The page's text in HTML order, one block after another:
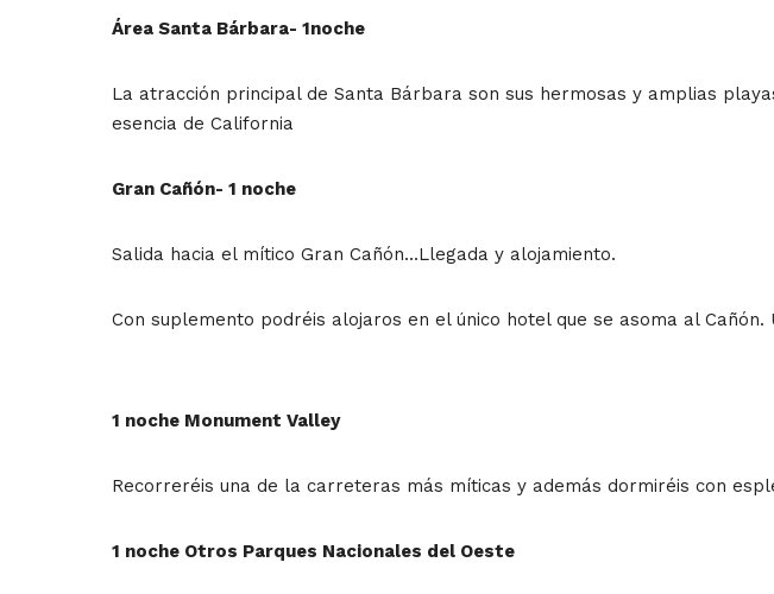
Área Santa Bárbara- 1noche
La atracción principal de Santa Bárbara son sus hermosas y amplias
esencia de California
Gran Cañón- 1 noche
Salida hacia el mítico Gran Cañón…Llegada y alojamiento.
Con suplemento podréis alojaros en el único hotel que se asoma al
1 noche Monument Valley
Recorreréis una de la carreteras más míticas y además dormiréis con
1 noche Otros Parques Nacionales del Oeste